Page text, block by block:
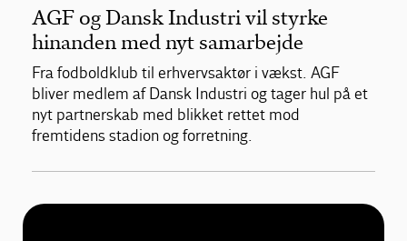
AGF og Dansk Industri vil styrke
hinanden med nyt samarbejde
Fra fodboldklub til erhvervsaktør i vækst. AGF
bliver medlem af Dansk Industri og tager hul på et
nyt partnerskab med blikket rettet mod
fremtidens stadion og forretning.